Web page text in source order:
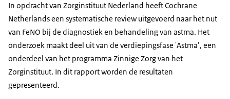
In opdracht van Zorginstituut Nederland heeftCochrane
Netherlandseen systematische review uitgevoerd naar het nut
van FeNO bij de diagnostiek en behandeling van astma. Het
onderzoek maakt deel uit van de verdiepingsfase 'Astma’, een
onderdeel van het programma Zinnige Zorg van het
Zorginstituut. In dit rapport worden de resultaten
gepresenteerd.